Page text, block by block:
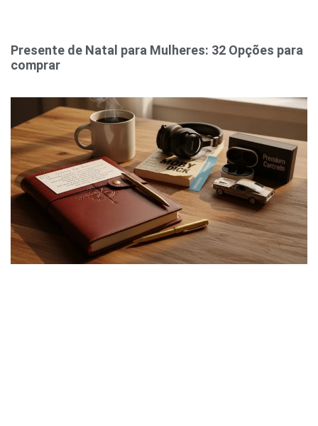
Presente de Natal para Mulheres: 32 Opções para
comprar